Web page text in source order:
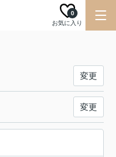
お気に入り
0
変更
変更